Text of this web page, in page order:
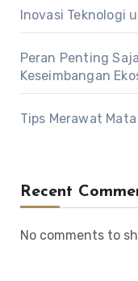
Inovasi Teknologi
Peran Penting
Keseimbangan
Tips Merawat
Recent
No comments to